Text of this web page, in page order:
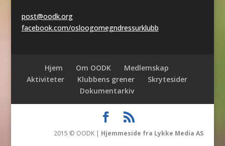
post@oodk.org
facebook.com/osloogomegndressurklubb
Hjem Om OODK
Medlemskap
Aktiviteter
Klubbens grener
Skrytesider
Dokumentarkiv
2015 © OODK | Hjemmeside fra Lykke Media AS